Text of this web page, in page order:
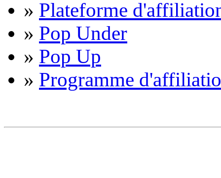
» Plateforme
» Pop Under
» Pop Up
» Programme